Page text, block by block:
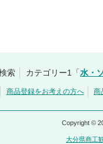
索 カテゴリー1「水・
商品登録をお考えの方へ 商
Copyright ©
大分県商工